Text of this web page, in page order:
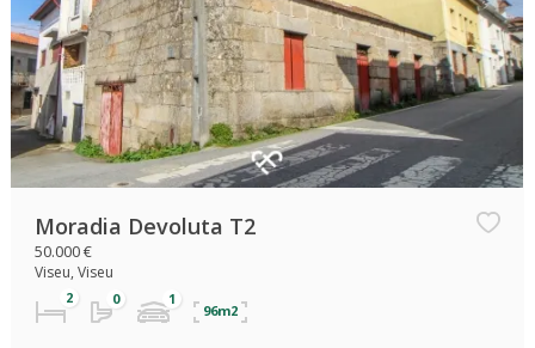
Moradia Devoluta T2
50.000 €
Viseu, Viseu
96m2